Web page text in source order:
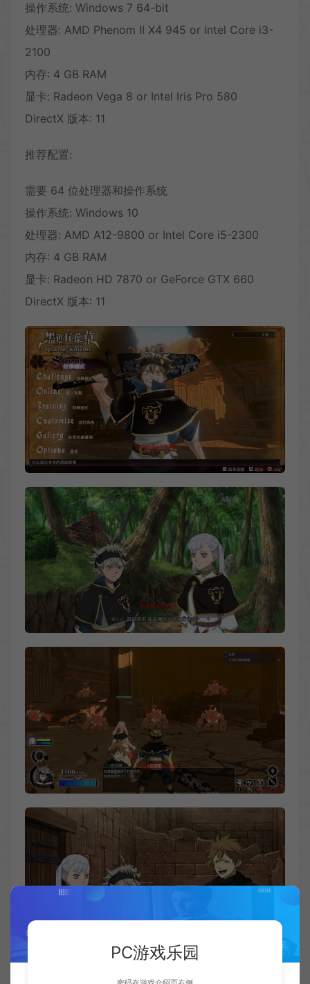
操作系统: Windows 7 64-bit
处理器: AMD Phenom II X4 945 or Intel Core i3-
2100
内存: 4 GB RAM
显卡: Radeon Vega 8 or Intel Iris Pro 580
DirectX 版本: 11
推荐配置:
需要 64 位处理器和操作系统
操作系统: Windows 10
处理器: AMD A12-9800 or Intel Core i5-2300
内存: 4 GB RAM
显卡: Radeon HD 7870 or GeForce GTX 660
DirectX 版本: 11
PC游戏乐园